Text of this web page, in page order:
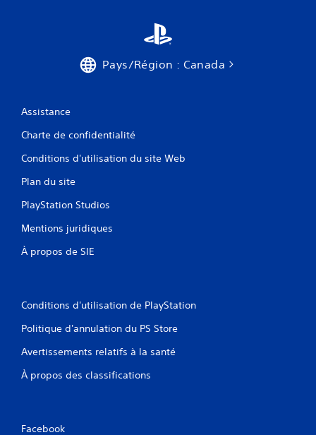
Pays/Région : Canada
Assistance
Charte de confidentialité
Conditions d'utilisation du site Web
Plan du site
PlayStation Studios
Mentions juridiques
À propos de SIE
Conditions d'utilisation de PlayStation
Politique d'annulation du PS Store
Avertissements relatifs à la santé
À propos des classifications
Facebook